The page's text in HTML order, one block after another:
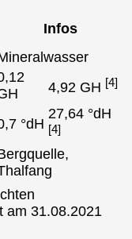
Infos
4,92 GH [4]
°dH
27,64 °dH
[4]
am 31.08.2021